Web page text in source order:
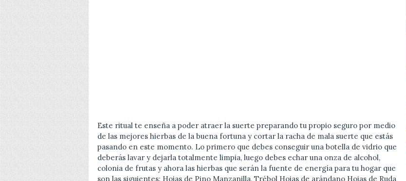
Este ritual te enseña a poder atraer la suerte preparando tu propio seguro por medio
de las mejores hierbas de la buena fortuna y cortar la racha de mala suerte que estás
pasando en este momento. Lo primero que debes conseguir una botella de vidrio que
deberás lavar y dejarla totalmente limpia, luego debes echar una onza de alcohol,
colonia de frutas y ahora las hierbas que serán la fuente de energía para tu hogar que
son las siguientes: Hojas de Pino Manzanilla, Trébol Hojas de arándano Hojas de Ruda